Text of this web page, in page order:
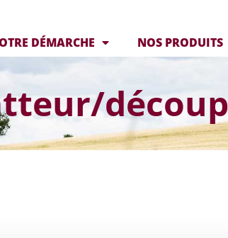
DÉMARCHE NOS PRODUITS